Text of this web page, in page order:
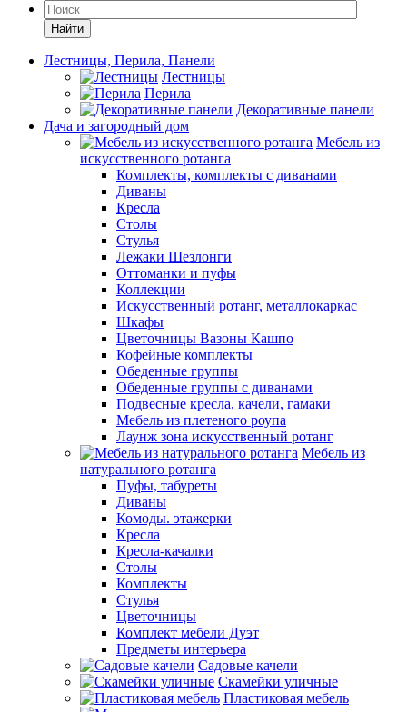
Найти
Лестницы, Перила, Панели
Лестницы
Перила
Декоративные панели
Дача и загородный дом
Мебель из
искусственного ротанга
Комплекты, комплекты с диванами
Диваны
Кресла
Столы
Стулья
Лежаки Шезлонги
Оттоманки и пуфы
Коллекции
Искусственный ротанг, металлокаркас
Шкафы
Цветочницы Вазоны Кашпо
Кофейные комплекты
Обеденные группы
Обеденные группы с диванами
Подвесные кресла, качели, гамаки
Мебель из плетеного роупа
Лаунж зона искусственный ротанг
Мебель из
натурального ротанга
Пуфы, табуреты
Диваны
Комоды. этажерки
Кресла
Кресла-качалки
Столы
Комплекты
Стулья
Цветочницы
Комплект мебели Дуэт
Предметы интерьера
Садовые качели
Скамейки уличные
Пластиковая мебель